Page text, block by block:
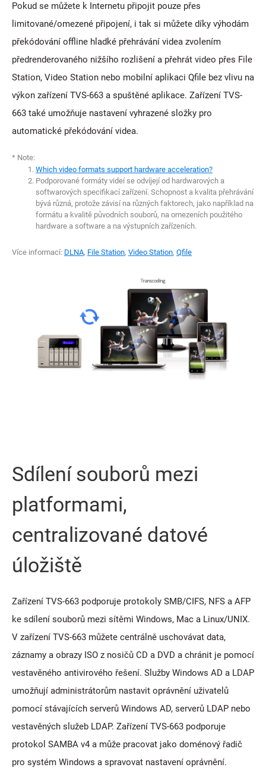
Pokud se můžete k Internetu připojit pouze přes
limitované/omezené připojení, i tak si můžete díky výhodám
překódování offline hladké přehrávání videa zvolením
předrenderovaného nižšího rozlišení a přehrát video přes File
Station, Video Station nebo mobilní aplikaci Qfile bez vlivu na
výkon zařízení TVS-663 a spuštěné aplikace. Zařízení TVS-
663 také umožňuje nastavení vyhrazené složky pro
automatické překódování videa.
* Note:
Which video formats support hardware acceleration?
Podporované formáty videí se odvíjejí od hardwarových a
softwarových specifikací zařízení. Schopnost a kvalita přehrávání
bývá různá, protože závisí na různých faktorech, jako například na
formátu a kvalitě původních souborů, na omezeních použitého
hardware a software a na výstupních zařízeních.
Více informací: DLNA, File Station, Video Station, Qfile
Sdílení souborů mezi
platformami,
centralizované datové
úložiště
Zařízení TVS-663 podporuje protokoly SMB/CIFS, NFS a AFP
ke sdílení souborů mezi sítěmi Windows, Mac a Linux/UNIX.
V zařízení TVS-663 můžete centrálně uschovávat data,
záznamy a obrazy ISO z nosičů CD a DVD a chránit je pomocí
vestavěného antivirového řešení. Služby Windows AD a LDAP
umožňují administrátorům nastavit oprávnění uživatelů
pomocí stávajících serverů Windows AD, serverů LDAP nebo
vestavěných služeb LDAP. Zařízení TVS-663 podporuje
protokol SAMBA v4 a může pracovat jako doménový řadič
pro systém Windows a spravovat nastavení oprávnění.